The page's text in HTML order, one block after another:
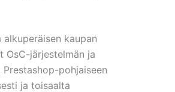
kaupan
järjestelmän ja
pohjaiseen
ja toisaalta